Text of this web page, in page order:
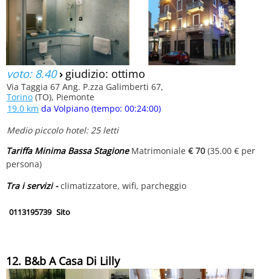
voto: 8.40› giudizio: ottimo
Via Taggia 67 Ang. P.zza Galimberti 67,
Torino (TO), Piemonte
19.0 km da Volpiano (tempo: 00:24:00)
Medio piccolo hotel: 25 letti
Tariffa Minima Bassa StagioneMatrimoniale € 70 (35.00 € per
persona)
Tra i servizi -climatizzatore, wifi, parcheggio
0113195739 Sito
12. B&b A Casa Di Lilly